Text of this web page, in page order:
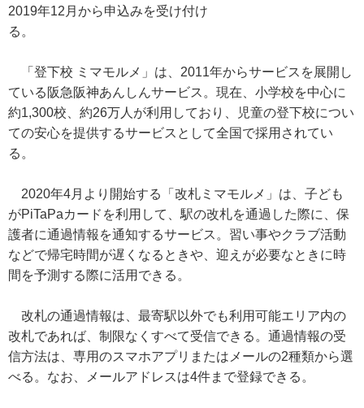
2019年12月から申込みを受け付け
る。
「登下校 ミマモルメ」は、2011年からサービスを展開し
ている阪急阪神あんしんサービス。現在、小学校を中心に
約1,300校、約26万人が利用しており、児童の登下校につい
ての安心を提供するサービスとして全国で採用されてい
る。
2020年4月より開始する「改札ミマモルメ」は、子ども
がPiTaPaカードを利用して、駅の改札を通過した際に、保
護者に通過情報を通知するサービス。習い事やクラブ活動
などで帰宅時間が遅くなるときや、迎えが必要なときに時
間を予測する際に活用できる。
改札の通過情報は、最寄駅以外でも利用可能エリア内の
改札であれば、制限なくすべて受信できる。通過情報の受
信方法は、専用のスマホアプリまたはメールの2種類から選
べる。なお、メールアドレスは4件まで登録できる。